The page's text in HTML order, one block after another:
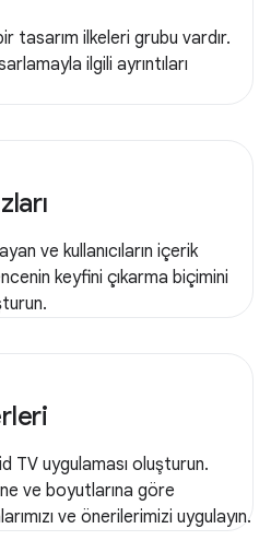
tasarım ilkeleri grubu vardır.
ilgili ayrıntıları
ve kullanıcıların içerik
keyfini çıkarma biçimini
TV uygulaması oluşturun.
ve boyutlarına göre
ve önerilerimizi uygulayın.